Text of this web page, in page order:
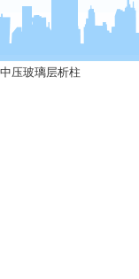
中压玻璃层析柱